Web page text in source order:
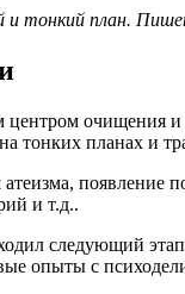
и тонкий план.
центром очищения
тонких планах и
и т.д..
следующий
опыты с